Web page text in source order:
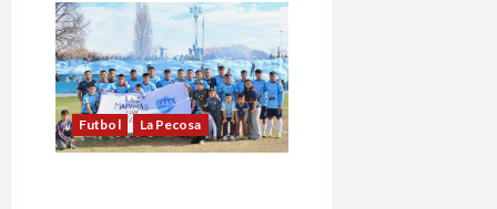
Deportivo
Goudge
recibió
la
Licencia
y
jugará
el
Regional
Amateur
Futbol La Pecosa